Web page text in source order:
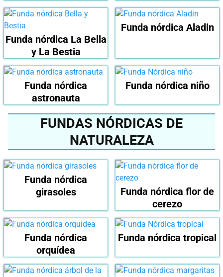
Funda nórdica La Bella
y La Bestia
Funda nórdica Aladin
Funda nórdica
astronauta
Funda nórdica niño
FUNDAS NÓRDICAS DE
NATURALEZA
Funda nórdica
girasoles
Funda nórdica flor de
cerezo
Funda nórdica
orquídea
Funda nórdica tropical